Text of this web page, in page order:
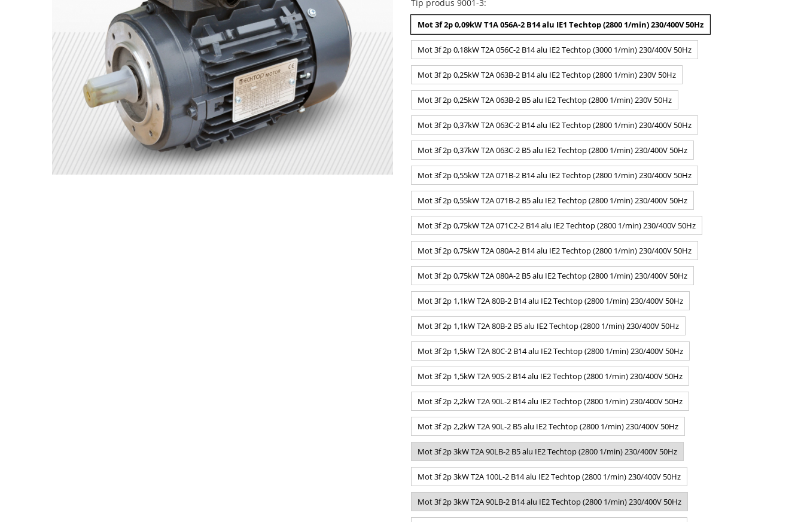
Tip produs 9001-3:
Mot 3f 2p 0,09kW T1A 056A-2 B14 alu IE1 Techtop (2800 1/min) 230/400V 50Hz
Mot 3f 2p 0,18kW T2A 056C-2 B14 alu IE2 Techtop (3000 1/min) 230/400V 50Hz
Mot 3f 2p 0,25kW T2A 063B-2 B14 alu IE2 Techtop (2800 1/min) 230V 50Hz
Mot 3f 2p 0,25kW T2A 063B-2 B5 alu IE2 Techtop (2800 1/min) 230V 50Hz
Mot 3f 2p 0,37kW T2A 063C-2 B14 alu IE2 Techtop (2800 1/min) 230/400V 50Hz
Mot 3f 2p 0,37kW T2A 063C-2 B5 alu IE2 Techtop (2800 1/min) 230/400V 50Hz
Mot 3f 2p 0,55kW T2A 071B-2 B14 alu IE2 Techtop (2800 1/min) 230/400V 50Hz
Mot 3f 2p 0,55kW T2A 071B-2 B5 alu IE2 Techtop (2800 1/min) 230/400V 50Hz
Mot 3f 2p 0,75kW T2A 071C2-2 B14 alu IE2 Techtop (2800 1/min) 230/400V 50Hz
Mot 3f 2p 0,75kW T2A 080A-2 B14 alu IE2 Techtop (2800 1/min) 230/400V 50Hz
Mot 3f 2p 0,75kW T2A 080A-2 B5 alu IE2 Techtop (2800 1/min) 230/400V 50Hz
Mot 3f 2p 1,1kW T2A 80B-2 B14 alu IE2 Techtop (2800 1/min) 230/400V 50Hz
Mot 3f 2p 1,1kW T2A 80B-2 B5 alu IE2 Techtop (2800 1/min) 230/400V 50Hz
Mot 3f 2p 1,5kW T2A 80C-2 B14 alu IE2 Techtop (2800 1/min) 230/400V 50Hz
Mot 3f 2p 1,5kW T2A 90S-2 B14 alu IE2 Techtop (2800 1/min) 230/400V 50Hz
Mot 3f 2p 2,2kW T2A 90L-2 B14 alu IE2 Techtop (2800 1/min) 230/400V 50Hz
Mot 3f 2p 2,2kW T2A 90L-2 B5 alu IE2 Techtop (2800 1/min) 230/400V 50Hz
Mot 3f 2p 3kW T2A 90LB-2 B5 alu IE2 Techtop (2800 1/min) 230/400V 50Hz
Mot 3f 2p 3kW T2A 100L-2 B14 alu IE2 Techtop (2800 1/min) 230/400V 50Hz
Mot 3f 2p 3kW T2A 90LB-2 B14 alu IE2 Techtop (2800 1/min) 230/400V 50Hz